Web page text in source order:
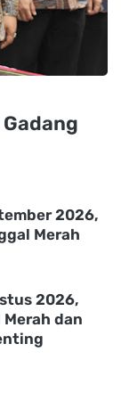
2026,
Merah
2026,
Merah dan